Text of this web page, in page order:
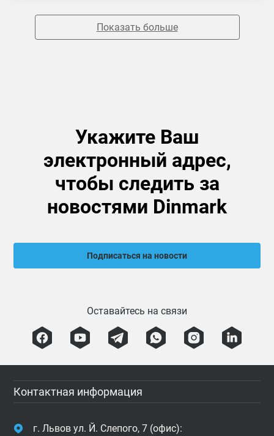
Показать больше
Укажите Ваш
электронный адрес,
чтобы следить за
новостями Dinmark
Подписаться на новости
Оставайтесь на связи
Контактная информация
г. Львов ул. Й. Слепого, 7 (офис):